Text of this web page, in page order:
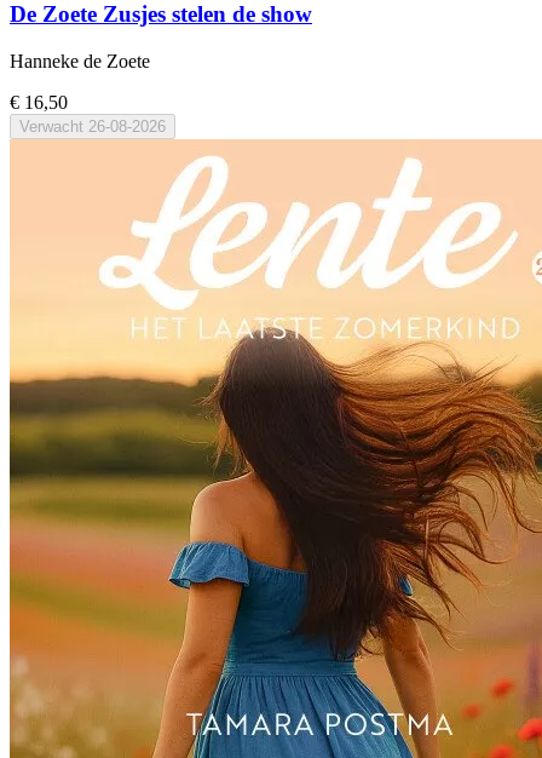
De Zoete Zusjes stelen de show
Hanneke de Zoete
€ 16,50
Verwacht 26-08-2026